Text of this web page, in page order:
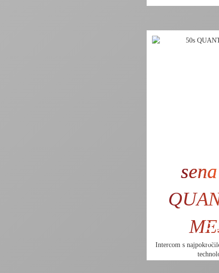
sena
Intercom s